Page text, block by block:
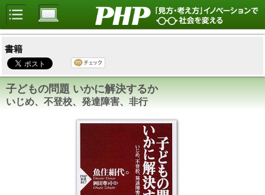
書籍
子どもの問題 いかに解決するか
いじめ、不登校、発達障害、非行